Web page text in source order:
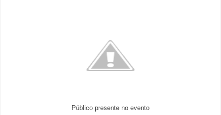
Público presente no evento